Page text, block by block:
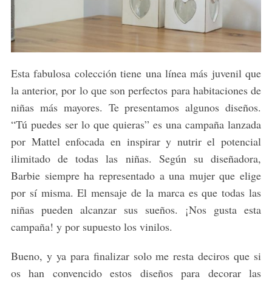
Esta fabulosa colección tiene una línea más juvenil que
la anterior, por lo que son perfectos para habitaciones de
niñas más mayores. Te presentamos algunos diseños.
“Tú puedes ser lo que quieras” es una campaña lanzada
por Mattel enfocada en inspirar y nutrir el potencial
ilimitado de todas las niñas. Según su diseñadora,
Barbie siempre ha representado a una mujer que elige
por sí misma. El mensaje de la marca es que todas las
niñas pueden alcanzar sus sueños. ¡Nos gusta esta
campaña! y por supuesto los vinilos.
Bueno, y ya para finalizar solo me resta deciros que si
os han convencido estos diseños para decorar las